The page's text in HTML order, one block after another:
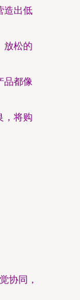
造出低
放松的
品都像
，将购
协同，